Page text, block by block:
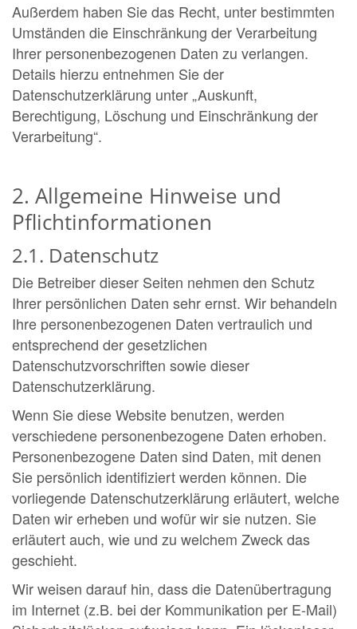
Außerdem haben Sie das Recht, unter bestimmten
Umständen die Einschränkung der Verarbeitung
Ihrer personenbezogenen Daten zu verlangen.
Details hierzu entnehmen Sie der
Datenschutzerklärung unter „Auskunft,
Berechtigung, Löschung und Einschränkung der
Verarbeitung“.
2. Allgemeine Hinweise und
Pflichtinformationen
2.1. Datenschutz
Die Betreiber dieser Seiten nehmen den Schutz
Ihrer persönlichen Daten sehr ernst. Wir behandeln
Ihre personenbezogenen Daten vertraulich und
entsprechend der gesetzlichen
Datenschutzvorschriften sowie dieser
Datenschutzerklärung.
Wenn Sie diese Website benutzen, werden
verschiedene personenbezogene Daten erhoben.
Personenbezogene Daten sind Daten, mit denen
Sie persönlich identifiziert werden können. Die
vorliegende Datenschutzerklärung erläutert, welche
Daten wir erheben und wofür wir sie nutzen. Sie
erläutert auch, wie und zu welchem Zweck das
geschieht.
Wir weisen darauf hin, dass die Datenübertragung
im Internet (z.B. bei der Kommunikation per E-Mail)